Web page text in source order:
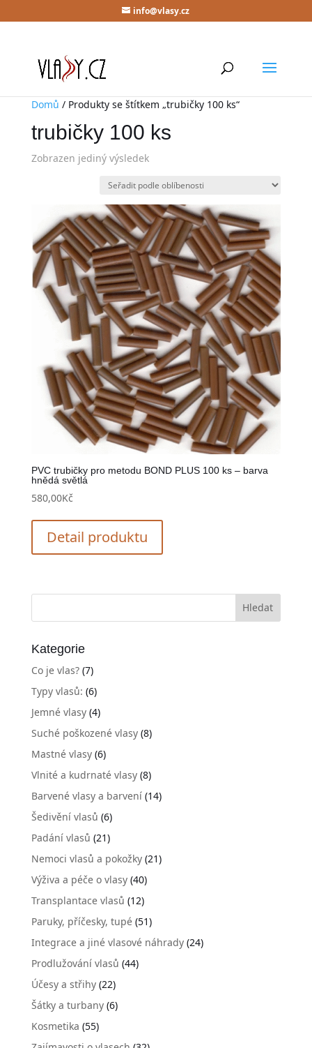
info@vlasy.cz
Domů / Produkty se štítkem „trubičky 100 ks“
trubičky 100 ks
Zobrazen jediný výsledek
PVC trubičky pro metodu BOND PLUS 100 ks – barva
hnědá světlá
580,00Kč
Detail produktu
Kategorie
Co je vlas?(7)
Typy vlasů: (6)
Jemné vlasy(4)
Suché poškozené vlasy(8)
Mastné vlasy(6)
Vlnité a kudrnaté vlasy(8)
Barvené vlasy a barvení(14)
Šedivění vlasů (6)
Padání vlasů (21)
Nemoci vlasů a pokožky(21)
Výživa a péče o vlasy(40)
Transplantace vlasů (12)
Paruky, příčesky, tupé(51)
Integrace a jiné vlasové náhrady(24)
Prodlužování vlasů (44)
Účesy a střihy(22)
Šátky a turbany(6)
Kosmetika (55)